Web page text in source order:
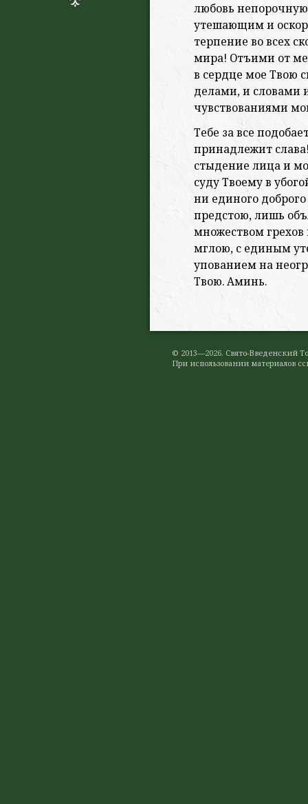
любовь
утешающим и
терпение во всех
мира! Отъими от
в сердце мое Твою
делами, и
чувствованиями
Тебе за все
принадлежит
стыдение лица и
суду Твоему в
ни единого
предстою, лишь
множеством
мглою, с единым
упованием на
Твою. Аминь.
© 2013—2026. Свято-Введенский
При использовании материалов